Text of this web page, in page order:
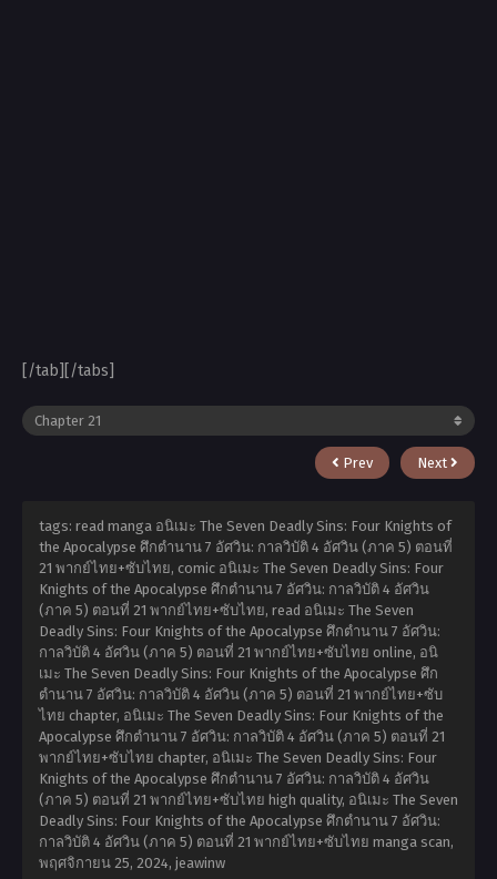
[/tab][/tabs]
Prev Next
tags: read manga อนิเมะ The Seven Deadly Sins: Four Knights of
the Apocalypse ศึกตำนาน 7 อัศวิน: กาลวิบัติ 4 อัศวิน (ภาค 5) ตอนที่
21 พากย์ไทย+ซับไทย, comic อนิเมะ The Seven Deadly Sins: Four
Knights of the Apocalypse ศึกตำนาน 7 อัศวิน: กาลวิบัติ 4 อัศวิน
(ภาค 5) ตอนที่ 21 พากย์ไทย+ซับไทย, read อนิเมะ The Seven
Deadly Sins: Four Knights of the Apocalypse ศึกตำนาน 7 อัศวิน:
กาลวิบัติ 4 อัศวิน (ภาค 5) ตอนที่ 21 พากย์ไทย+ซับไทย online, อนิ
เมะ The Seven Deadly Sins: Four Knights of the Apocalypse ศึก
ตำนาน 7 อัศวิน: กาลวิบัติ 4 อัศวิน (ภาค 5) ตอนที่ 21 พากย์ไทย+ซับ
ไทย chapter, อนิเมะ The Seven Deadly Sins: Four Knights of the
Apocalypse ศึกตำนาน 7 อัศวิน: กาลวิบัติ 4 อัศวิน (ภาค 5) ตอนที่ 21
พากย์ไทย+ซับไทย chapter, อนิเมะ The Seven Deadly Sins: Four
Knights of the Apocalypse ศึกตำนาน 7 อัศวิน: กาลวิบัติ 4 อัศวิน
(ภาค 5) ตอนที่ 21 พากย์ไทย+ซับไทย high quality, อนิเมะ The Seven
Deadly Sins: Four Knights of the Apocalypse ศึกตำนาน 7 อัศวิน:
กาลวิบัติ 4 อัศวิน (ภาค 5) ตอนที่ 21 พากย์ไทย+ซับไทย manga scan,
พฤศจิกายน 25, 2024, jeawinw